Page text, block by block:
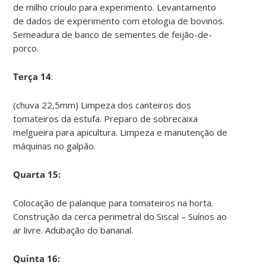
de milho crioulo para experimento. Levantamento
de dados de experimento com etologia de bovinos.
Semeadura de banco de sementes de feijão-de-
porco.
Terça 14:
(chuva 22,5mm) Limpeza dos canteiros dos
tomateiros da estufa. Preparo de sobrecaixa
melgueira para apicultura. Limpeza e manutenção de
máquinas no galpão.
Quarta 15:
Colocação de palanque para tomateiros na horta.
Construção da cerca perimetral do Siscal – Suínos ao
ar livre. Adubação do bananal.
Quinta 16: